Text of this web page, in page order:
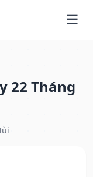
22 Tháng